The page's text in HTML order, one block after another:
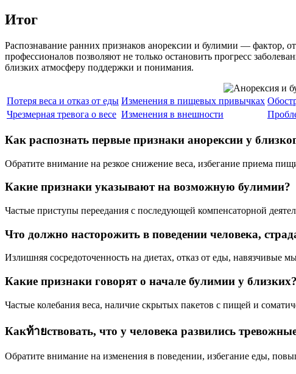
Итог
Распознавание ранних признаков анорексии и булимии — фактор,
профессионалов позволяют не только остановить прогресс
близких атмосферу поддержки и понимания.
Потеря веса и отказ от еды Изменения в пищевых привычках
Чрезмерная тревога о весе Изменения в внешности
Как распознать первые признаки анорексии у
Обратите внимание на резкое снижение веса, избегание приема
Какие признаки указывают на возможную булимии?
Частые приступы переедания с последующей компенсаторной
Что должно насторожить в поведении человека,
Излишняя сосредоточенность на диетах, отказ от еды, навязчивые
Какие признаки говорят о начале булимии у близких?
Частые колебания веса, наличие скрытых пакетов с пищей и
Какท้ายствовать, что у человека развились
Обратите внимание на изменения в поведении, избегание еды,